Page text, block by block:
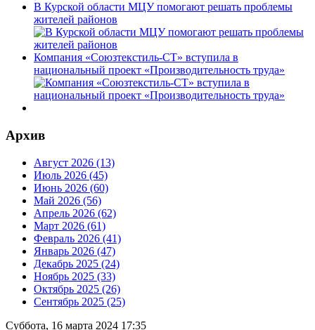
В Курской области МЦУ помогают решать проблемы
жителей районов
Компания «Союзтекстиль-СТ» вступила в
национальный проект «Производительность труда»
Архив
Август 2026 (13)
Июль 2026 (45)
Июнь 2026 (60)
Май 2026 (56)
Апрель 2026 (62)
Март 2026 (61)
Февраль 2026 (41)
Январь 2026 (47)
Декабрь 2025 (24)
Ноябрь 2025 (33)
Октябрь 2025 (26)
Сентябрь 2025 (25)
Суббота, 16 марта 2024 17:35